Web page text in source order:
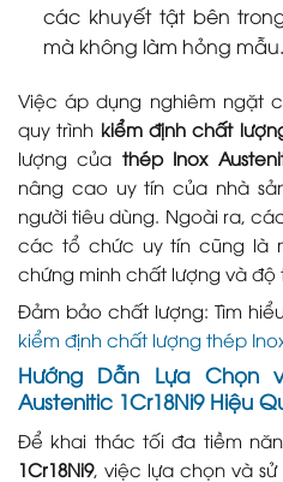
các khuyết tật bên
mà không làm hỏng mẫu.
Việc áp dụng nghiêm ngặt
quy trình kiểm định chất
lượng của thép Inox
nâng cao uy tín của nhà
người tiêu dùng. Ngoài ra,
các tổ chức uy tín cũng là
chứng minh chất lượng và độ
Đảm bảo chất lượng: Tìm
kiểm định chất lượng thép
Hướng Dẫn Lựa Chọn
Austenitic 1Cr18Ni9 Hiệu
Để khai thác tối đa tiềm
1Cr18Ni9, việc lựa chọn và